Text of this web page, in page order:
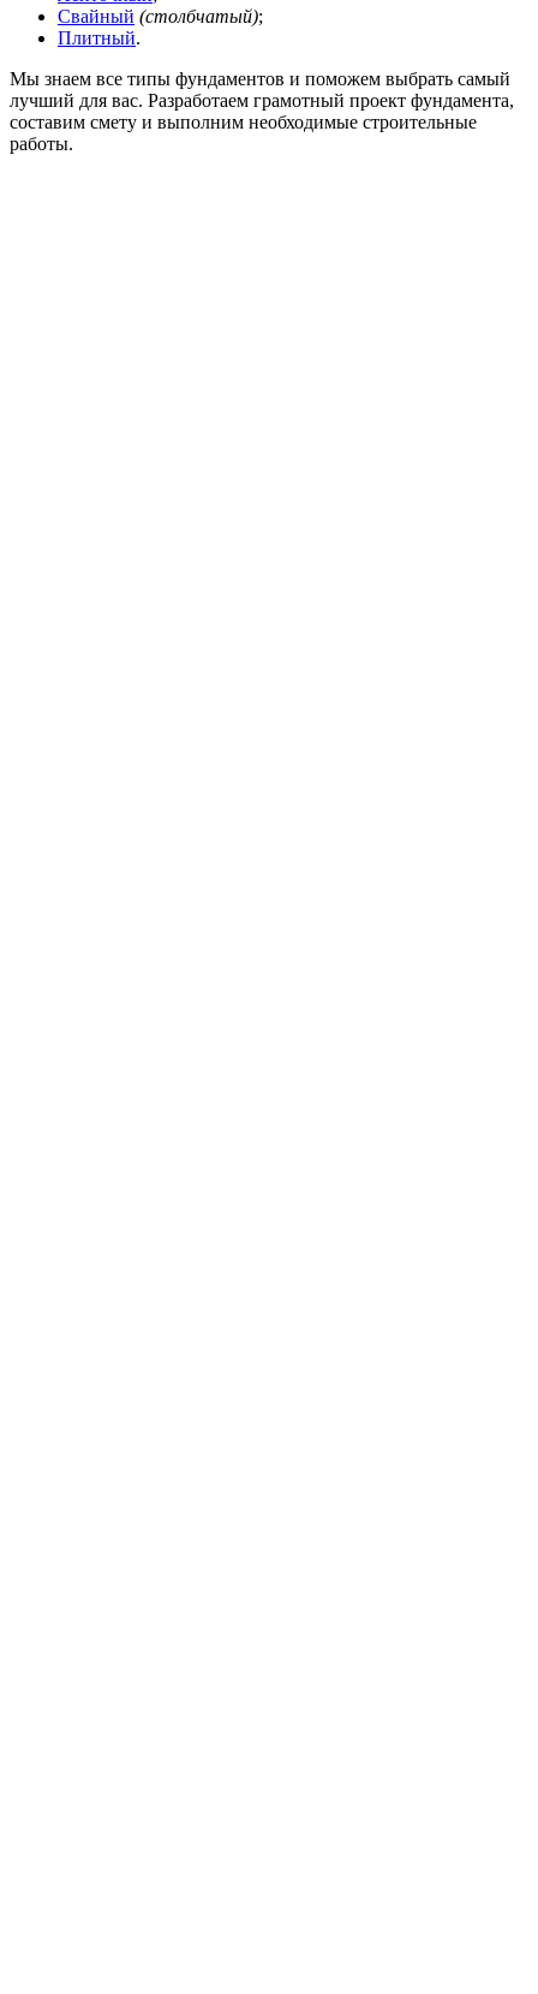
Свайный (столбчатый);
Плитный.
Мы знаем все типы фундаментов и поможем выбрать самый
лучший для вас. Разработаем грамотный проект фундамента,
составим смету и выполним необходимые строительные
работы.